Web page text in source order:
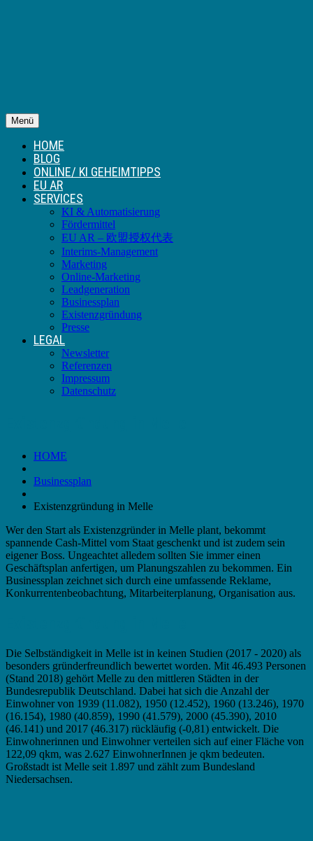
Menü
HOME
BLOG
ONLINE/ KI GEHEIMTIPPS
EU AR
SERVICES
KI & Automatisierung
Fördermittel
EU AR – 欧盟授权代表
Interims-Management
Marketing
Online-Marketing
Leadgeneration
Businessplan
Existenzgründung
Presse
LEGAL
Newsletter
Referenzen
Impressum
Datenschutz
HOME
Businessplan
Existenzgründung in Melle
Wer den Start als Existenzgründer in Melle plant, bekommt
spannende Cash-Mittel vom Staat geschenkt und ist zudem sein
eigener Boss. Ungeachtet alledem sollten Sie immer einen
Geschäftsplan anfertigen, um Planungszahlen zu bekommen. Ein
Businessplan zeichnet sich durch eine umfassende Reklame,
Konkurrentenbeobachtung, Mitarbeiterplanung, Organisation aus.
Die Selbständigkeit in Melle ist in keinen Studien (2017 - 2020) als
besonders gründerfreundlich bewertet worden. Mit 46.493 Personen
(Stand 2018) gehört Melle zu den mittleren Städten in der
Bundesrepublik Deutschland. Dabei hat sich die Anzahl der
Einwohner von 1939 (11.082), 1950 (12.452), 1960 (13.246), 1970
(16.154), 1980 (40.859), 1990 (41.579), 2000 (45.390), 2010
(46.141) und 2017 (46.317) rückläufig (-0,81) entwickelt. Die
Einwohnerinnen und Einwohner verteilen sich auf einer Fläche von
122,09 qkm, was 2.627 EinwohnerInnen je qkm bedeuten.
Großstadt ist Melle seit 1.897 und zählt zum Bundesland
Niedersachsen.